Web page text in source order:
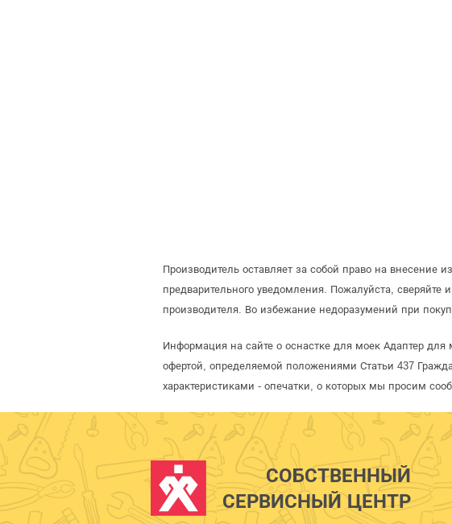
Производитель оставляет за собой право на
предварительного уведомления. Пожалуйста,
производителя. Во избежание недоразумений при
Информация на сайте о оснастке для моек Адаптер для
офертой, определяемой положениями Статьи 437
характеристиками - опечатки, о которых мы просим
СОБСТВЕННЫЙ
СЕРВИСНЫЙ ЦЕНТР